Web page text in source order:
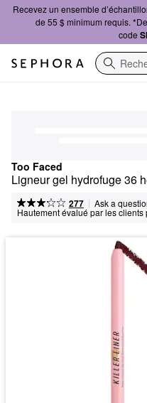
Recevez un ensemble
de 55 $ minimum requis.
code
Recherche
Too Faced
Ligneur gel hydrofuge 36
277 | Ask a
Hautement évalué par les clients